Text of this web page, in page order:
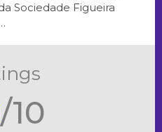
Sociedade Figueira
/10